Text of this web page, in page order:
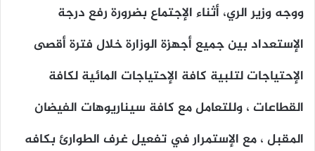
ووجه وزير الري، أثناء الإجتماع بضرورة رفع درجة
الإستعداد بين جميع أجهزة الوزارة خلال فترة أقصى
الإحتياجات لتلبية كافة الإحتياجات المائية لكافة
القطاعات ، وللتعامل مع كافة سيناريوهات الفيضان
المقبل ، مع الإستمرار في تفعيل غرف الطوارئ بكافه